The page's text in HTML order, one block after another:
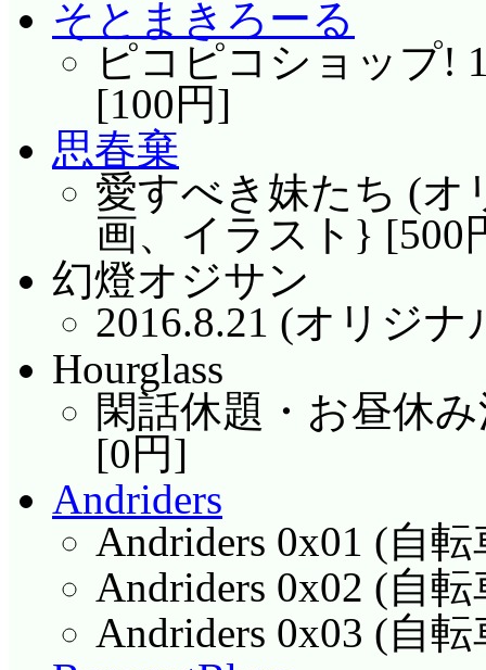
そとまきろーる
ピコピコショップ!
[100円]
思春棄
愛すべき妹たち (オ
画、イラスト} [500
幻燈オジサン
2016.8.21 (オリジ
Hourglass
閑話休題・お昼休
[0円]
Andriders
Andriders 0x01 (自
Andriders 0x02 (自
Andriders 0x03 (自